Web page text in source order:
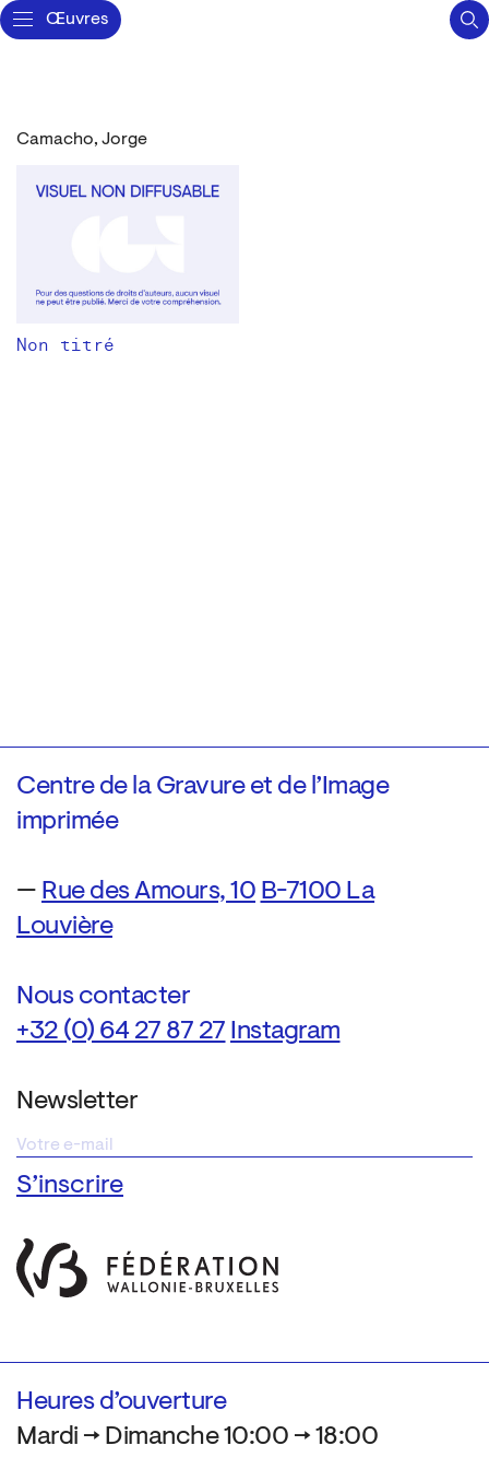
Œuvres
Camacho, Jorge
Non titré
Centre de la Gravure et de l’Image
imprimée
— Rue des Amours, 10 B-7100 La
Louvière
Nous contacter
+32 (0) 64 27 87 27 Instagram
Newsletter
Heures d’ouverture
Mardi → Dimanche 10:00 → 18:00